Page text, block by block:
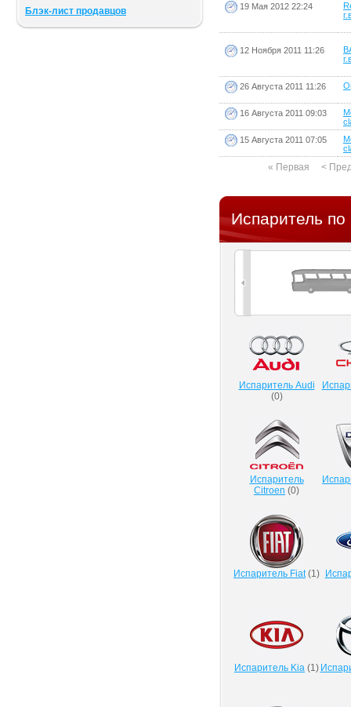
Блэк-лист продавцов
19 Мая 2012 22:24
12 Ноября 2011 11:26
26 Августа 2011 11:26
16 Августа 2011 09:03
15 Августа 2011 07:05
« Первая <
Испаритель
Испаритель Audi
(0)
Испаритель
Citroen (0)
Испаритель Fiat(1)
Испаритель Kia (1)